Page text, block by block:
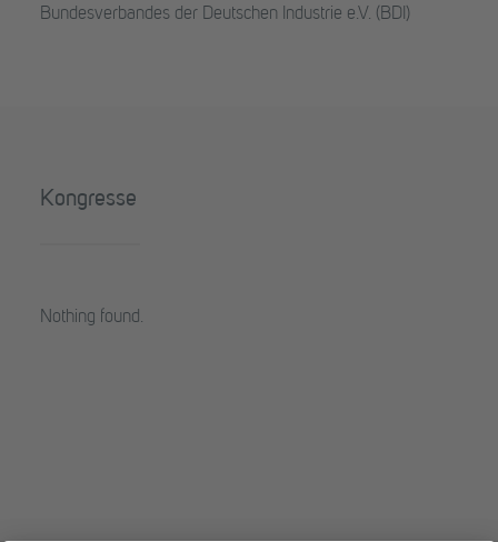
Bundesverbandes der Deutschen Industrie e.V. (BDI)
Kongresse
Nothing found.